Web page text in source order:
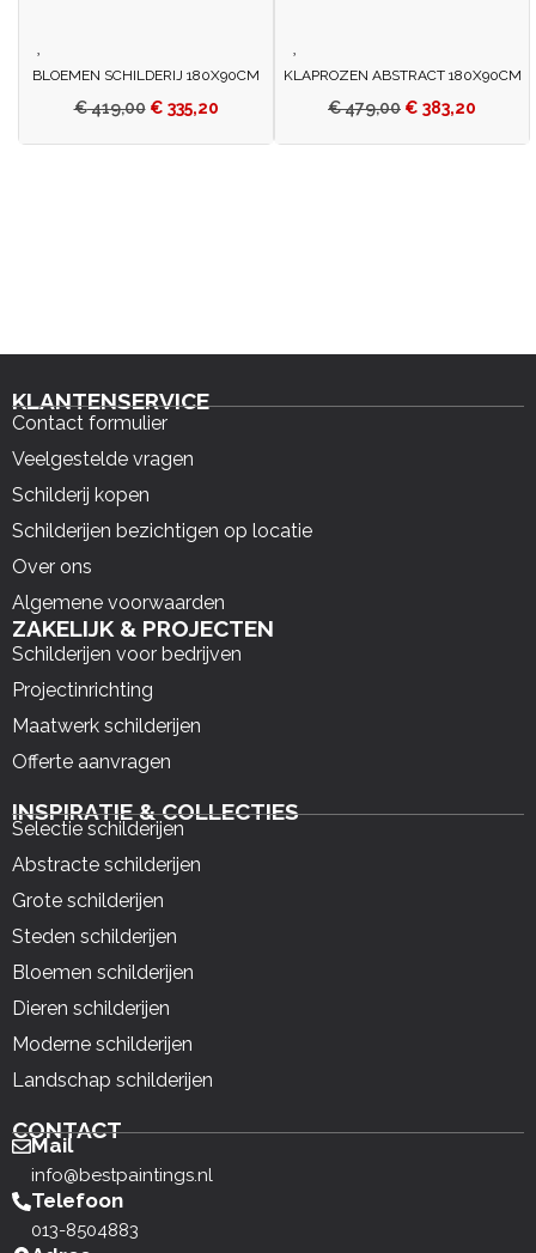
BLOEMEN SCHILDERIJ 180X90CM
€419,00 € 335,20
KLAPROZEN ABSTRACT 180X90CM
€479,00 € 383,20
KLANTENSERVICE
Contact formulier
Veelgestelde vragen
Schilderij kopen
Schilderijen bezichtigen op locatie
Over ons
Algemene voorwaarden
ZAKELIJK & PROJECTEN
Schilderijen voor bedrijven
Projectinrichting
Maatwerk schilderijen
Offerte aanvragen
INSPIRATIE & COLLECTIES
Selectie schilderijen
Abstracte schilderijen
Grote schilderijen
Steden schilderijen
Bloemen schilderijen
Dieren schilderijen
Moderne schilderijen
Landschap schilderijen
CONTACT
Mail
info@bestpaintings.nl
Telefoon
013-8504883